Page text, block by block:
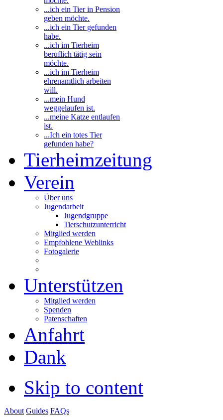
...ich ein Tier in Pension
geben möchte.
...ich ein Tier gefunden
habe.
...ich im Tierheim
beruflich tätig sein
möchte.
...ich im Tierheim
ehrenamtlich arbeiten
will.
...mein Hund
weggelaufen ist.
...meine Katze entlaufen
ist.
...Ich ein totes Tier
gefunden habe?
Tierheimzeitung
Verein
Über uns
Jugendarbeit
Jugendgruppe
Tierschutzunterricht
Mitglied werden
Empfohlene Weblinks
Fotogalerie
Unterstützen
Mitglied werden
Spenden
Patenschaften
Anfahrt
Dank
Skip to content
About Guides FAQs